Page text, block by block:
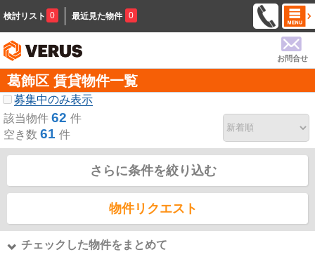
検討リスト 0 最近見た物件 0
お問合せ
葛飾区 賃貸物件一覧
募集中のみ表示
該当物件 62 件
空き数 61 件
さらに条件を絞り込む
物件リクエスト
チェックした物件をまとめて